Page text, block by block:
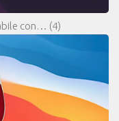
con… (4)